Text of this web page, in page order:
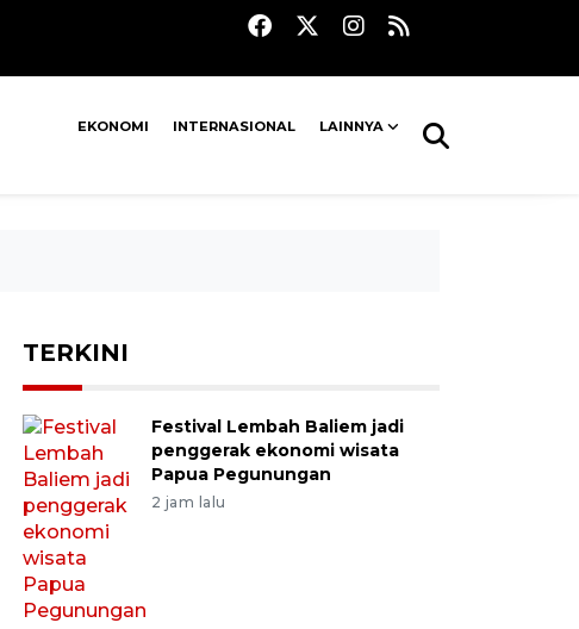
EKONOMI INTERNASIONAL LAINNYA
TERKINI
Festival Lembah Baliem jadi
penggerak ekonomi wisata
Papua Pegunungan
2 jam lalu